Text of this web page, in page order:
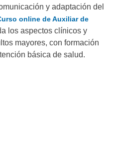
y adaptación del
online de Auxiliar de
los aspectos clínicos y
mayores, con formación
básica de salud.